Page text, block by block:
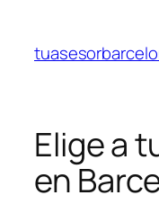
contenido
Elige a
en